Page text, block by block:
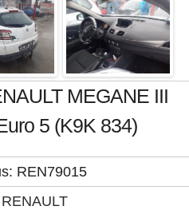
MEGANE III
5 (K9K 834)
REN79015
RENAULT